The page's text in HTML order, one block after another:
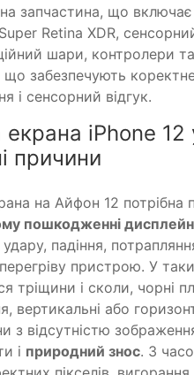
запчастина, що включає
Retina XDR,
шари, контролери та
що забезпечують
і сенсорний відгук.
екрана iPhone 12
причини
на Айфон 12 потрібна
пошкодженні
удару, падіння,
пристрою. У
тріщини і сколи, чорні
вертикальні або
з відсутністю
і природний знос. З